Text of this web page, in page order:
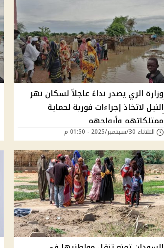
وزارة الري يصدر نداءً عاجلاً لسكان نهر
النيل لاتخاذ إجراءات فورية لحماية
ممتلكاتهم وأرواحهم
الثلاثاء 30/سبتمبر/2025 - 01:50 م